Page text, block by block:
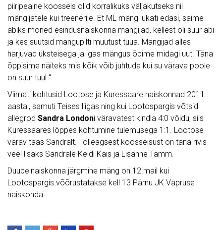
piiripealne koosseis olid korralikuks väljakutseks nii
mängijatele kui treenerile. Et ML mäng lükati edasi, saime
abiks mõned esindusnaiskonna mängijad, kellest oli suur abi
ja kes suutsid mängupilti muutust tuua. Mängijad alles
harjuvad üksteisega ja igas mängus õpime midagi uut. Täna
õppisime näiteks mis kõik võib juhtuda kui su värava poole
on suur tuul “
Viimati kohtusid Lootose ja Kuressaare naiskonnad 2011
aastal, samuti Teises liigas ning kui Lootospargis võtsid
allegrod Sandra Londoni väravatest kindla 4:0 võidu, siis
Kuressaares lõppes kohtumine tulemusega 1:1. Lootose
värav taas Sandralt. Tolleagsest koosseisust on täna rivis
veel lisaks Sandrale Keidi Käis ja Lisanne Tamm.
Duubelnaiskonna järgmine mäng on 12.mail kui
Lootospargis võõrustatakse kell 13 Pärnu JK Vapruse
naiskonda.